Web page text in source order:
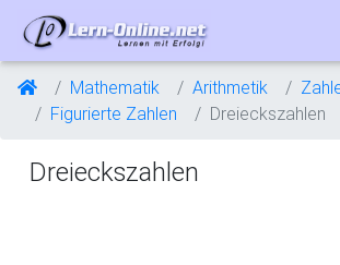
Mathematik Arithmetik
Figurierte Zahlen
Dreieckszahlen
Dreieckszahlen